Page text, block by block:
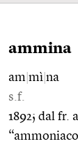
ammina
am mì na
s.f.
1892; dal fr.